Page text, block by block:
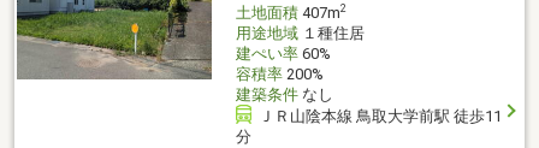
土地面積407m2
用途地域１種住居
建ぺい率60%
容積率200%
建築条件なし
ＪＲ山陰本線 鳥取大学前駅 徒歩11
分